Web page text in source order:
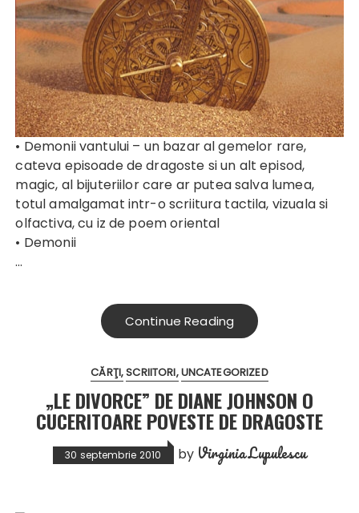
• Demonii vantului – un bazar al gemelor rare,
cateva episoade de dragoste si un alt episod,
magic, al bijuteriilor care ar putea salva lumea,
totul amalgamat intr-o scriitura tactila, vizuala si
olfactiva, cu iz de poem oriental
• Demonii
…
Continue Reading
CĂRŢI SCRIITORI UNCATEGORIZED
„LE DIVORCE” DE DIANE JOHNSON O
CUCERITOARE POVESTE DE DRAGOSTE
30 septembrie 2010 by Virginia Lupulescu